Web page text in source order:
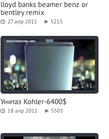
lloyd banks beamer benz or
bentley remix
27 апр 2011 5213
1:41
Унитаз Kohler-6400$
18 апр 2011 5503